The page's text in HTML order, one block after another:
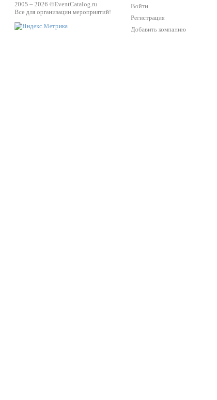
2005 – 2026 ©EventCatalog.ru
Все для организации мероприятий!
Войти
Регистрация
Добавить компанию